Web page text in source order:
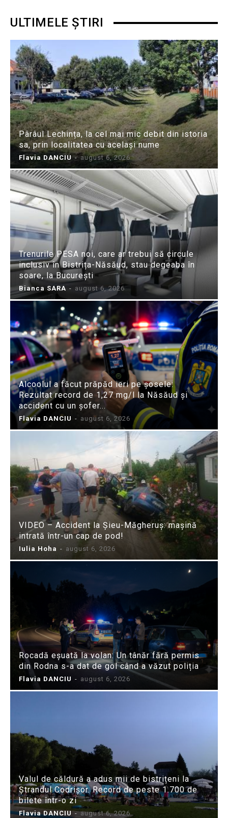
ULTIMELE ȘTIRI
Pârâul Lechința, la cel mai mic debit din istoria
sa, prin localitatea cu același nume
Flavia DANCIU - august 6, 2026
Trenurile PESA noi, care ar trebui să circule
inclusiv în Bistrița-Năsăud, stau degeaba în
soare, la București
Bianca SARA - august 6, 2026
Alcoolul a făcut prăpăd ieri pe șosele:
Rezultat record de 1,27 mg/l la Năsăud și
accident cu un șofer...
Flavia DANCIU - august 6, 2026
VIDEO – Accident la Șieu-Măgheruș: mașină
intrată într-un cap de pod!
Iulia Hoha - august 6, 2026
Rocadă eșuată la volan: Un tânăr fără permis
din Rodna s-a dat de gol când a văzut poliția
Flavia DANCIU - august 6, 2026
Valul de căldură a adus mii de bistrițeni la
Ștrandul Codrișor. Record de peste 1.700 de
bilete într-o zi
Flavia DANCIU - august 6, 2026